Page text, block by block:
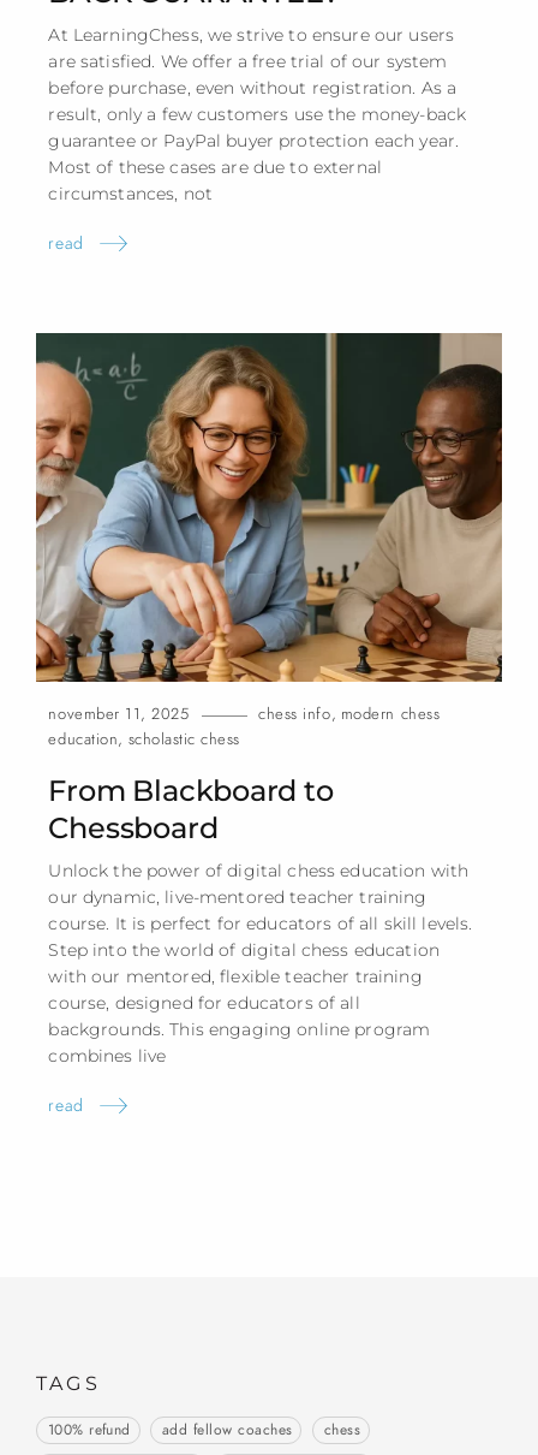
At LearningChess, we strive to ensure our users
are satisfied. We offer a free trial of our system
before purchase, even without registration. As a
result, only a few customers use the money-back
guarantee or PayPal buyer protection each year.
Most of these cases are due to external
circumstances, not
read
november 11, 2025 chess info, modern chess
education, scholastic chess
From Blackboard to
Chessboard
Unlock the power of digital chess education with
our dynamic, live-mentored teacher training
course. It is perfect for educators of all skill levels.
Step into the world of digital chess education
with our mentored, flexible teacher training
course, designed for educators of all
backgrounds. This engaging online program
combines live
read
TAGS
100% refund add fellow coaches
chess